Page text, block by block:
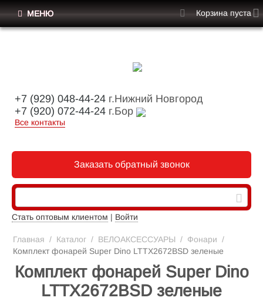
+7 (929) 048-44-24 г.Нижний Новгород
+7 (920) 072-44-24 г.Бор
Все контакты
Заказать обратный звонок
Стать оптовым клиентом | Войти
МЕНЮ Корзина пуста
Главная / Каталог / ВЕЛОАКСЕССУАРЫ / Фонари /
Комплект фонарей Super Dino LTTX2672BSD зеленые
Комплект фонарей Super Dino
LTTX2672BSD зеленые